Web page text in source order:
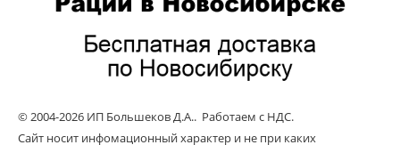
© 2004-2026 ИП Большеков Д.А.. Работаем с НДС.
Сайт носит инфомационный характер и не при каких